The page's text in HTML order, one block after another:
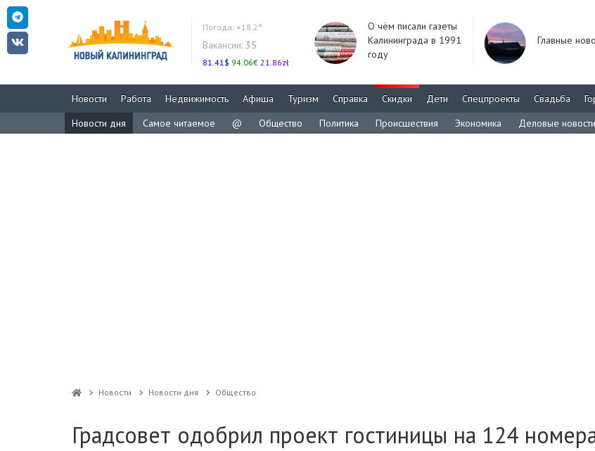
Погода: +18.2°
Вакансии: 35
81.41$ 94.06€ 21.86zł
О чём писали газеты
Калининграда в 1991
году
Главные
Новости Работа Недвижимость Афиша Туризм Справка Скидки Дети Спецпроекты Свадьба
Новости дня
Самое читаемое @ Общество Политика Происшествия Экономика Деловые новости
Новости Новости дня Общество
Градсовет одобрил проект гостиницы на 124